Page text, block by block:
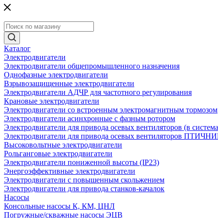
Каталог
Электродвигатели
Электродвигатели общепромышленного назначения
Однофазные электродвигатели
Взрывозащищенные электродвигатели
Электродвигатели АДЧР для частотного регулирования
Крановые электродвигатели
Электродвигатели со встроенным электромагнитным тормозом
Электродвигатели асинхронные с фазным ротором
Электродвигатели для привода осевых вентиляторов (в
Электродвигатели для привода осевых вентиляторов
Высоковольтные электродвигатели
Рольганговые электродвигатели
Электродвигатели пониженной высоты (IP23)
Энергоэффективные электродвигатели
Электродвигатели с повышенным скольжением
Электродвигатели для привода станков-качалок
Насосы
Консольные насосы К, КМ, ЦНЛ
Погружные/скважные насосы ЭЦВ